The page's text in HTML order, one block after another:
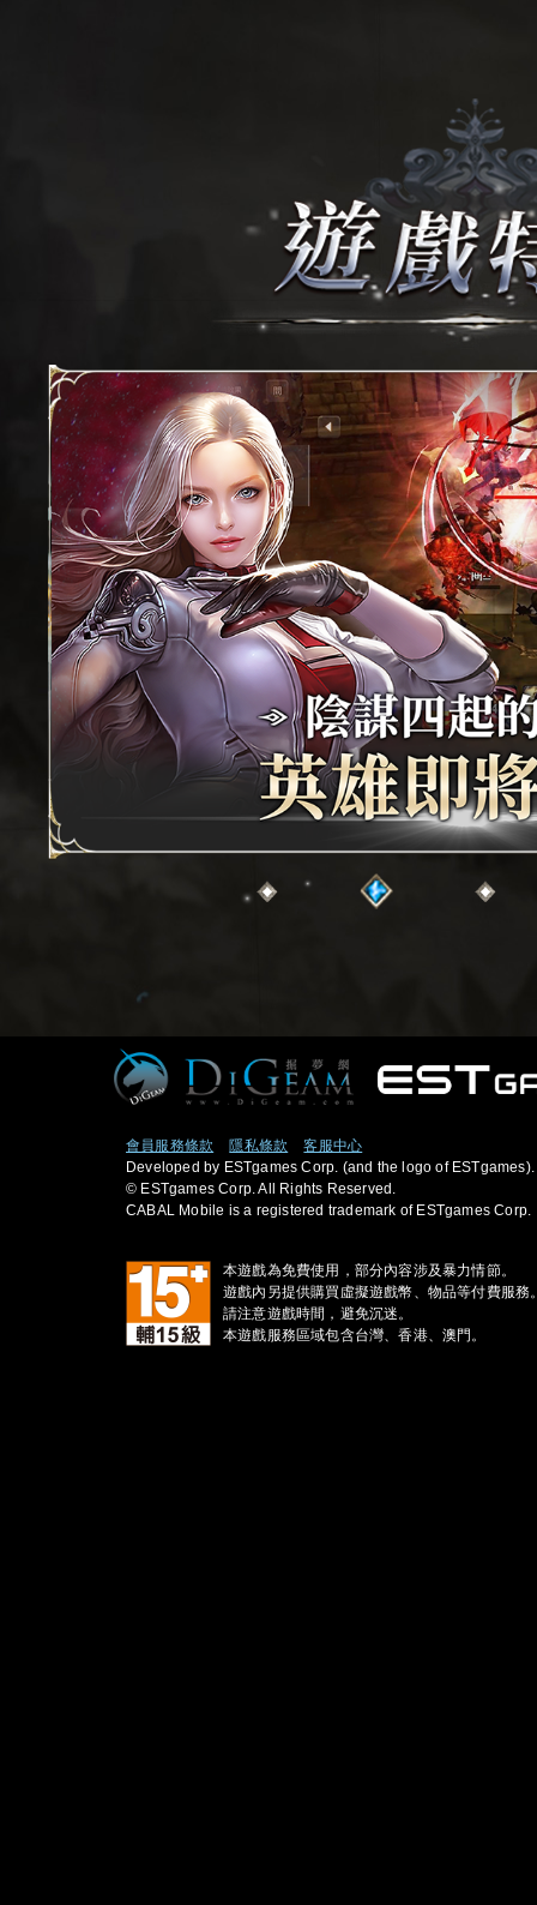
會員服務條款 隱私條款
客服中心
Developed by ESTgames Corp. (and the logo of ESTgames).
© ESTgames Corp. All Rights Reserved.
CABAL Mobile is a registered trademark of ESTgames Corp.
本遊戲為免費使用，部分內容涉及暴力情節。
遊戲內另提供購買虛擬遊戲幣、物品等付費服務
請注意遊戲時間，避免沉迷。
本遊戲服務區域包含台灣、香港、澳門。